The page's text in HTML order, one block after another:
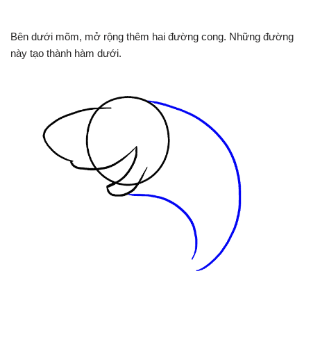
Bên dưới mõm, mở rộng thêm hai đường cong. Những đường
này tạo thành hàm dưới.